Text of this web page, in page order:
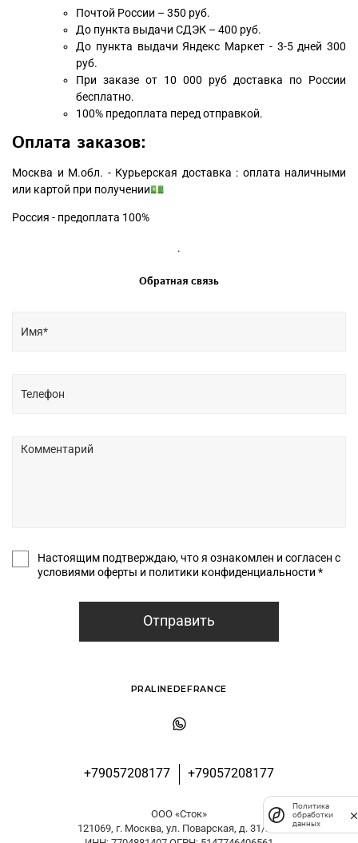
Почтой России – 350 руб.
До пункта выдачи СДЭК – 400 руб.
До пункта выдачи Яндекс Маркет - 3-5 дней 300
руб.
При заказе от 10 000 руб доставка по России
бесплатно.
100% предоплата перед отправкой.
Оплата заказов:
Москва и М.обл. - Курьерская доставка : оплата наличными
или картой при получении💵
Россия - предоплата 100%
.
Обратная связь
Настоящим подтверждаю, что я ознакомлен и согласен с
условиями оферты и политики конфиденциальности *
Отправить
+79057208177 +79057208177
PRALINEDEFRANCE
ООО «Сток»
121069, г. Москва, ул. Поварская, д. 31/29
Политика
обработки
данных